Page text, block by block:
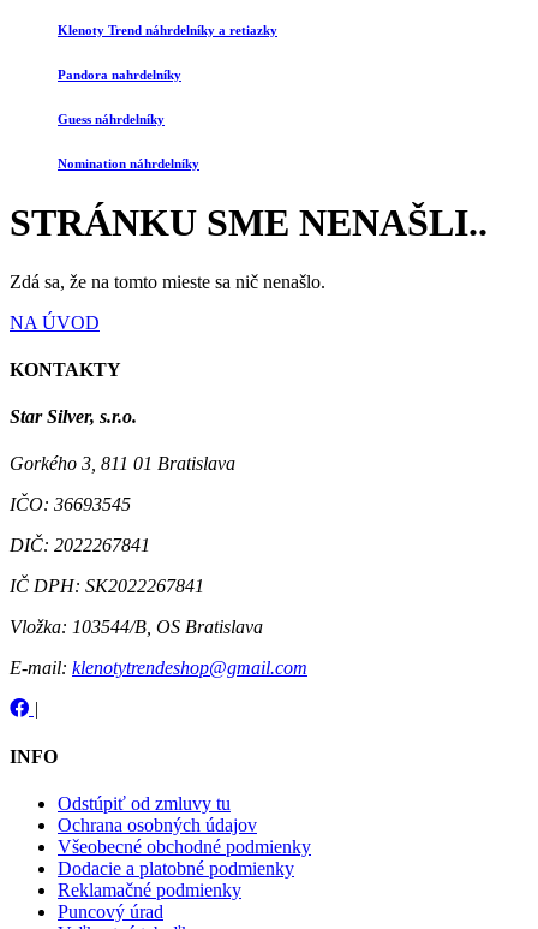
Klenoty Trend náhrdelníky a retiazky
Pandora nahrdelníky
Guess náhrdelníky
Nomination náhrdelníky
STRÁNKU SME NENAŠLI..
Zdá sa, že na tomto mieste sa nič nenašlo.
NA ÚVOD
KONTAKTY
Star Silver, s.r.o.
Gorkého 3, 811 01 Bratislava
IČO: 36693545
DIČ: 2022267841
IČ DPH: SK2022267841
Vložka: 103544/B, OS Bratislava
E-mail: klenotytrendeshop@gmail.com
|
INFO
Odstúpiť od zmluvy tu
Ochrana osobných údajov
Všeobecné obchodné podmienky
Dodacie a platobné podmienky
Reklamačné podmienky
Puncový úrad